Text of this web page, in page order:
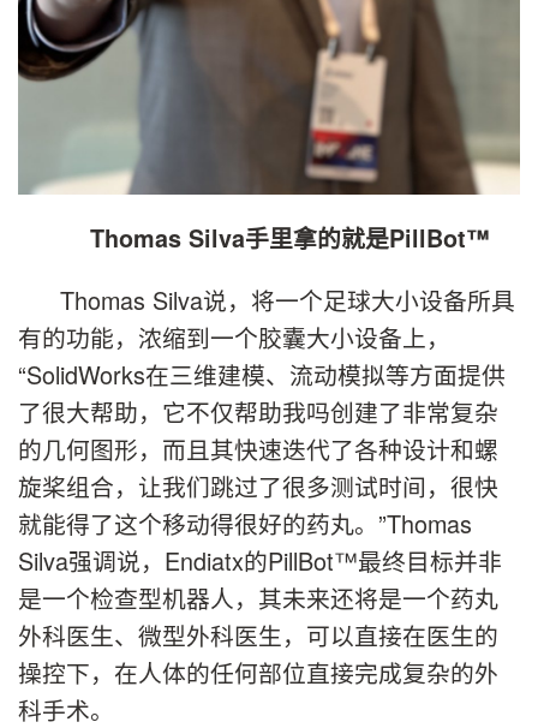
Thomas Silva手里拿的就是PillBot™
Thomas Silva说，将一个足球大小设备所具
有的功能，浓缩到一个胶囊大小设备上，
“SolidWorks在三维建模、流动模拟等方面提供
了很大帮助，它不仅帮助我吗创建了非常复杂
的几何图形，而且其快速迭代了各种设计和螺
旋桨组合，让我们跳过了很多测试时间，很快
就能得了这个移动得很好的药丸。”Thomas
Silva强调说，Endiatx的PillBot™最终目标并非
是一个检查型机器人，其未来还将是一个药丸
外科医生、微型外科医生，可以直接在医生的
操控下，在人体的任何部位直接完成复杂的外
科手术。